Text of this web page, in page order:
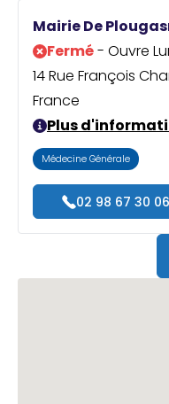
Mairie De
Fermé- Ouvre
14 Rue François
France
Plus
Médecine Générale
02 98 67 30 06